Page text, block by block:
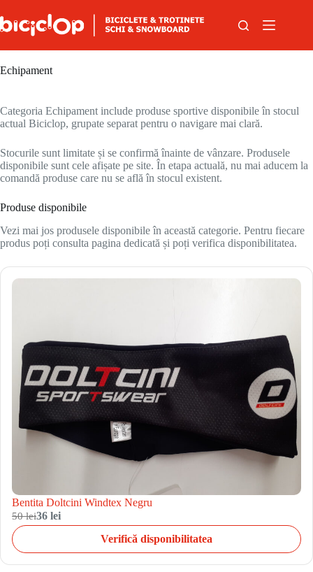
Echipament
Categoria Echipament include produse sportive disponibile în stocul
actual Biciclop, grupate separat pentru o navigare mai clară.
Stocurile sunt limitate și se confirmă înainte de vânzare. Produsele
disponibile sunt cele afișate pe site. În etapa actuală, nu mai aducem la
comandă produse care nu se află în stocul existent.
Produse disponibile
Vezi mai jos produsele disponibile în această categorie. Pentru fiecare
produs poți consulta pagina dedicată și poți verifica disponibilitatea.
Bentita Doltcini Windtex Negru
50 lei36 lei
Verifică disponibilitatea